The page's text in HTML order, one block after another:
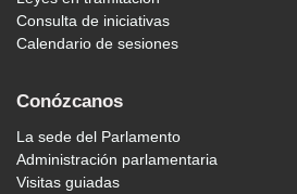
Consulta de iniciativas
Calendario de sesiones
Conózcanos
La sede del Parlamento
Administración parlamentaria
Visitas guiadas